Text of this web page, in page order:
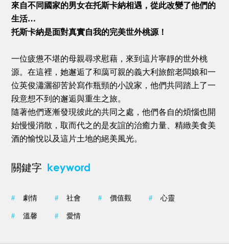
來自不同國家的男女在托斯卡納相遇，從此改變了他們的
生活…
托斯卡納是面對真實自我的完美世外桃源！
一位疲憊不堪的母親尋求慰藉，來到這片寧靜的世外桃
源。在這裡，她邂逅了和藹可親的義大利旅館老闆娘和一
位英俊瀟灑卻苦於寫作瓶頸的小說家，他們共同踏上了一
段意想不到的邂逅與重生之旅。
隨著他們逐漸發現彼此的共同之處，他們各自的煩惱也開
始慢慢消散，取而代之的是友誼的治癒力量、精緻美食美
酒的愉悅以及這片土地的絕美風光。
關鍵字 keyword
# 劇情 # 社會 # 價值觀 # 心靈
# 溫馨 # 愛情